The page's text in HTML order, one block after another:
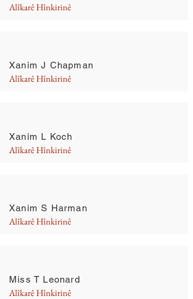
Alîkarê Hînkirinê
Xanim J Chapman
Alîkarê Hînkirinê
Xanim L Koch
Alîkarê Hînkirinê
Xanim S Harman
Alîkarê Hînkirinê
Miss T Leonard
Alîkarê Hînkirinê